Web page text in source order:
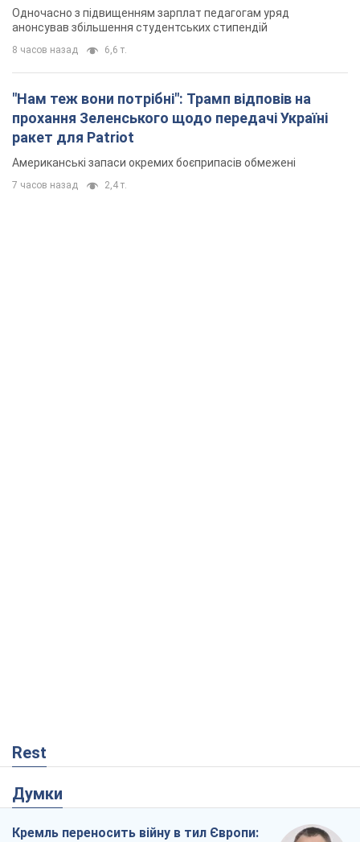
Одночасно з підвищенням зарплат педагогам уряд
анонсував збільшення студентських стипендій
8 часов назад 6,6 т.
"Нам теж вони потрібні": Трамп відповів на
прохання Зеленського щодо передачі Україні
ракет для Patriot
Американські запаси окремих боєприпасів обмежені
7 часов назад 2,4 т.
Rest
Думки
Кремль переносить війну в тил Європи: